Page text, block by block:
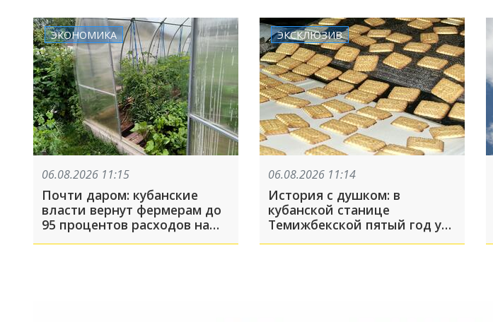
воды
ЭКОНОМИКА
06.08.2026 11:15
Почти даром: кубанские
власти вернут фермерам до
95 процентов расходов на
теплицы
ЭКСКЛЮЗИВ
06.08.2026 11:14
История с душком: в
кубанской станице
Темижбекской пятый год у
людей под окнами течёт